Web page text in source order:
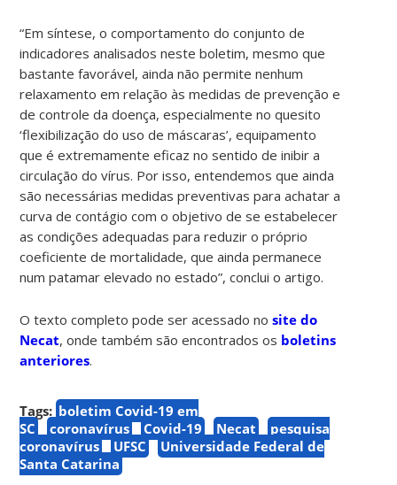
“Em síntese, o comportamento do conjunto de
indicadores analisados neste boletim, mesmo que
bastante favorável, ainda não permite nenhum
relaxamento em relação às medidas de prevenção e
de controle da doença, especialmente no quesito
‘flexibilização do uso de máscaras’, equipamento
que é extremamente eficaz no sentido de inibir a
circulação do vírus. Por isso, entendemos que ainda
são necessárias medidas preventivas para achatar a
curva de contágio com o objetivo de se estabelecer
as condições adequadas para reduzir o próprio
coeficiente de mortalidade, que ainda permanece
num patamar elevado no estado”, conclui o artigo.
O texto completo pode ser acessado nosite do
Necat, onde também são encontrados os boletins
anteriores.
Tags: boletim Covid-19 em
SC
coronavírus Covid-19 Necat
pesquisa
coronavírus
UFSC
Universidade Federal de
Santa Catarina